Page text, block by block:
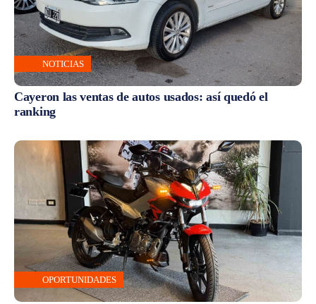
NOTICIAS
Cayeron las ventas de autos usados: así quedó el
ranking
OPORTUNIDADES